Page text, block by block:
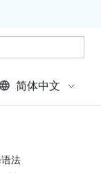
简体中文
法